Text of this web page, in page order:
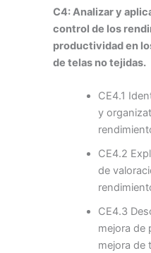
C4: Analizar y
control de los
productividad en
de telas no tejidas.
CE4.1
y
CE4.2
de
CE4.3
mejora de
mejora de